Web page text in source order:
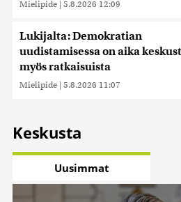
Mielipide | 5.8.2026 12:09
Lukijalta: Demokratian
uudistamisessa on aika
myös ratkaisuista
Mielipide | 5.8.2026 11:07
Keskusta
Uusimmat